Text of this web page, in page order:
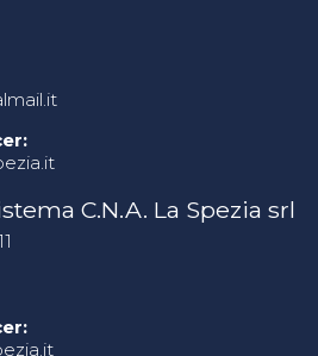
C.N.A. La Spezia srl